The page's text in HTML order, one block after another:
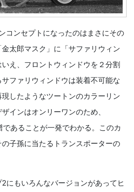
コンセプトになったのはまさにその
太郎マスク」に「サファリウィン
え、フロントウィンドウを２分割
ファリウィンドウは装着不可能な
したようなツートンのカラーリン
インはオンリーワンのため、
あることが一発でわかる。このカ
子孫に当たるトランスポーターの
にもいろんなバージョンがあってヒ